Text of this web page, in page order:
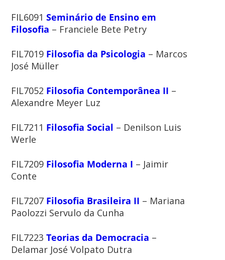
FIL6091Seminário de Ensino em
Filosofia – Franciele Bete Petry
FIL7019 Filosofia da Psicologia – Marcos
José Müller
FIL7052 Filosofia Contemporânea II –
Alexandre Meyer Luz
FIL7211 Filosofia Social – Denilson Luis
Werle
FIL7209 Filosofia Moderna I – Jaimir
Conte
FIL7207 Filosofia Brasileira II – Mariana
Paolozzi Servulo da Cunha
FIL7223Teorias da Democracia –
Delamar José Volpato Dutra